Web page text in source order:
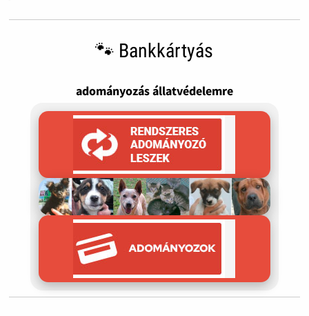
🐾 Bankkártyás
adományozás állatvédelemre